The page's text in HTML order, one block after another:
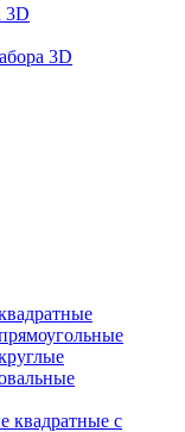
3D
3D
квадратные с